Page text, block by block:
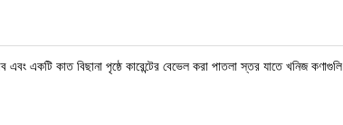
একটি কাত বিছানা পৃষ্ঠে কারেন্টের বেভেল করা পাতলা স্তর যাতে খনিজ কণাগুলি